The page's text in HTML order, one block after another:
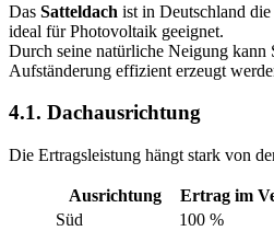
Das Satteldach ist in Deutschland
ideal für Photovoltaik geeignet.
Durch seine natürliche Neigung kann
Aufständerung effizient erzeugt
4.1. Dachausrichtung
Die Ertragsleistung hängt stark von
Ausrichtung
Ertrag im
Süd
100 %